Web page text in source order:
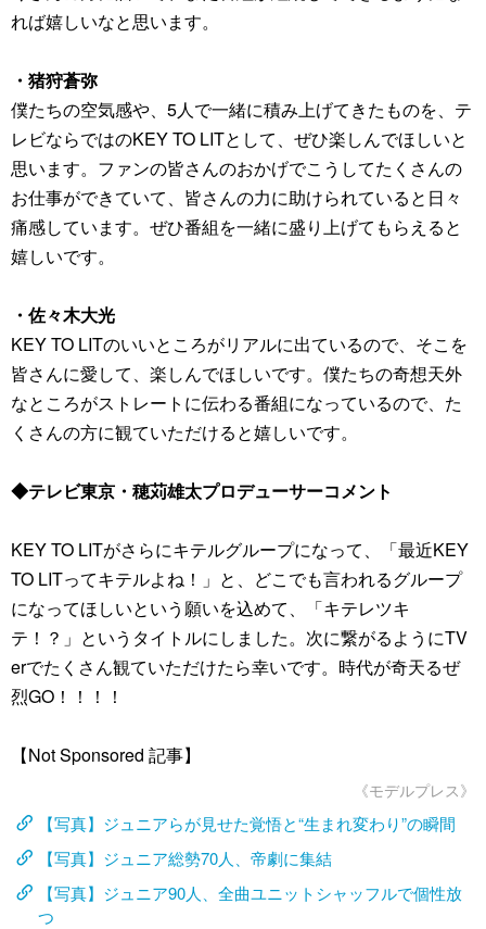
れば嬉しいなと思います。
・猪狩蒼弥
僕たちの空気感や、5人で一緒に積み上げてきたものを、テ
レビならではのKEY TO LITとして、ぜひ楽しんでほしいと
思います。ファンの皆さんのおかげでこうしてたくさんの
お仕事ができていて、皆さんの力に助けられていると日々
痛感しています。ぜひ番組を一緒に盛り上げてもらえると
嬉しいです。
・佐々木大光
KEY TO LITのいいところがリアルに出ているので、そこを
皆さんに愛して、楽しんでほしいです。僕たちの奇想天外
なところがストレートに伝わる番組になっているので、た
くさんの方に観ていただけると嬉しいです。
◆テレビ東京・穂苅雄太プロデューサーコメント
KEY TO LITがさらにキテルグループになって、「最近KEY
TO LITってキテルよね！」と、どこでも言われるグループ
になってほしいという願いを込めて、「キテレツキ
テ！？」というタイトルにしました。次に繋がるようにTV
erでたくさん観ていただけたら幸いです。時代が奇天るぜ
烈GO！！！！
【Not Sponsored 記事】
《モデルプレス》
【写真】ジュニアらが見せた覚悟と“生まれ変わり”の瞬間
【写真】ジュニア総勢70人、帝劇に集結
【写真】ジュニア90人、全曲ユニットシャッフルで個性放
つ